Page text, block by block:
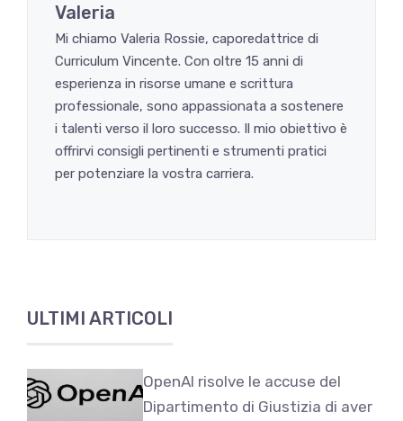
Valeria
Mi chiamo Valeria Rossie, caporedattrice di
Curriculum Vincente. Con oltre 15 anni di
esperienza in risorse umane e scrittura
professionale, sono appassionata a sostenere
i talenti verso il loro successo. Il mio obiettivo è
offrirvi consigli pertinenti e strumenti pratici
per potenziare la vostra carriera.
ULTIMI ARTICOLI
OpenAI risolve le accuse del
Dipartimento di Giustizia di aver